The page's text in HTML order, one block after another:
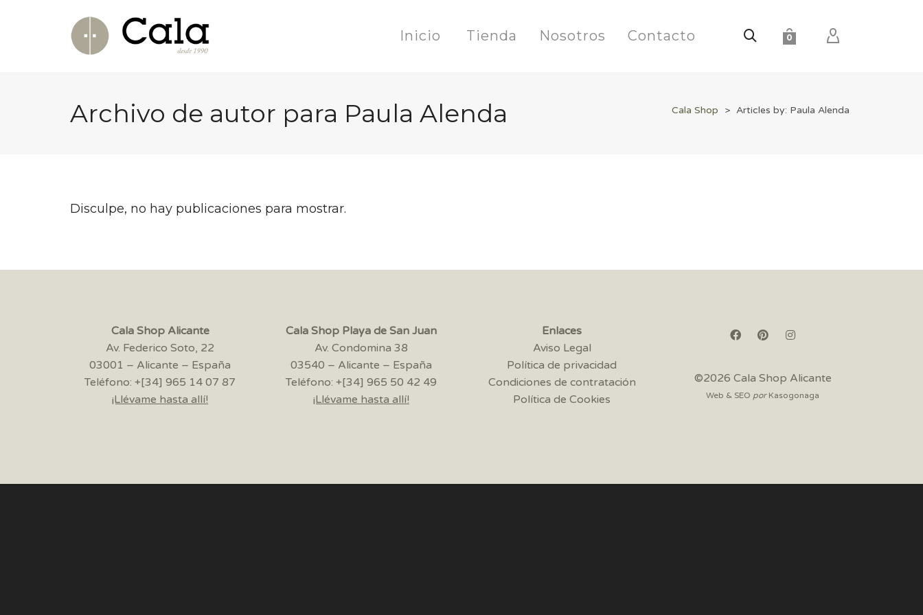
0
Inicio Tienda Nosotros Contacto
Archivo de autor para Paula Alenda Cala Shop > Articles by: Paula Alenda
Disculpe, no hay publicaciones para mostrar.
Cala Shop Alicante
Av. Federico Soto, 22
03001 – Alicante – España
Teléfono: +[34] 965 14 07 87
¡Llévame hasta allí!
Cala Shop Playa de San Juan
Av. Condomina 38
03540 – Alicante – España
Teléfono: +[34] 965 50 42 49
¡Llévame hasta allí!
Enlaces
Aviso Legal
Política de privacidad
Condiciones de contratación
Política de Cookies
©2026 Cala Shop Alicante
Web & SEO por Kasogonaga